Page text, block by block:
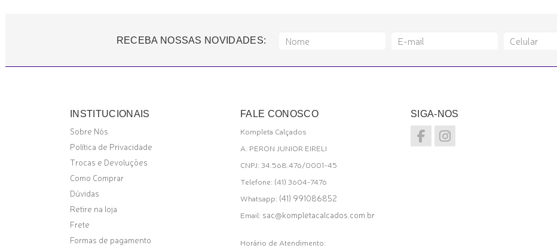
RECEBA NOSSAS NOVIDADES:
INSTITUCIONAIS
Sobre Nós
Política de Privacidade
Trocas e Devoluções
Como Comprar
Dúvidas
Retire na loja
Frete
Formas de pagamento
FALE CONOSCO
Kompleta Calçados
A. PERON JUNIOR EIRELI
CNPJ: 34.568.476/0001-45
Telefone: (41) 3604-7476
Whatsapp: (41) 991086852
Email: sac@kompletacalcados.com.br
Horário de Atendimento:
SIGA-NOS